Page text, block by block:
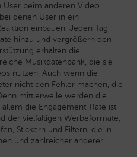
User beim anderen Video
denen User in ein
einbauen. Jeden Tag
hinzu und vergrößern den
erhalten die
Musikdatenbank, die sie
nutzen. Auch wenn die
nicht den Fehler machen, die
mittlerweile werden die
die Engagement-Rate ist
der vielfältigen Werbeformate,
Stickern und Filtern, die in
und zahlreicher anderer